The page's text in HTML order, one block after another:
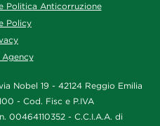
Politica Anticorruzione
Policy
Nobel 19 - 42124 Reggio Emilia
- Cod. Fisc e P.IVA
00464110352 - C.C.I.A.A. di